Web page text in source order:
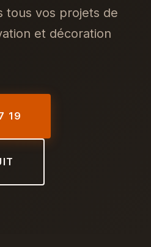
tous vos projets de
et décoration
19